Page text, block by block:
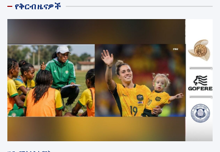
የቅርብ ዜናዎች